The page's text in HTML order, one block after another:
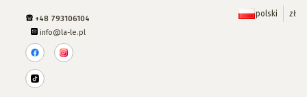
+48 793106104
info@la-le.pl
polski zł